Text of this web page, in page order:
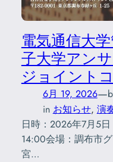
電気通信大
子大学アン
ジョイント
6月 19, 2026—
in お知らせ, 演
日時：2026年7月5
14:00会場：調布市
宮…